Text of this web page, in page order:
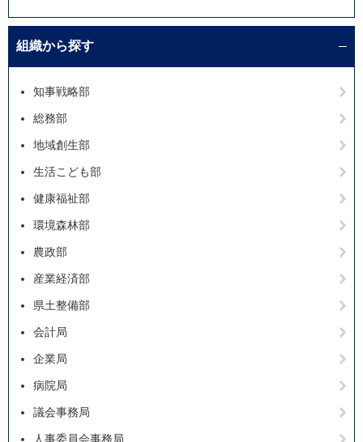
組織から探す
知事戦略部
総務部
地域創生部
生活こども部
健康福祉部
環境森林部
農政部
産業経済部
県土整備部
会計局
企業局
病院局
議会事務局
人事委員会事務局